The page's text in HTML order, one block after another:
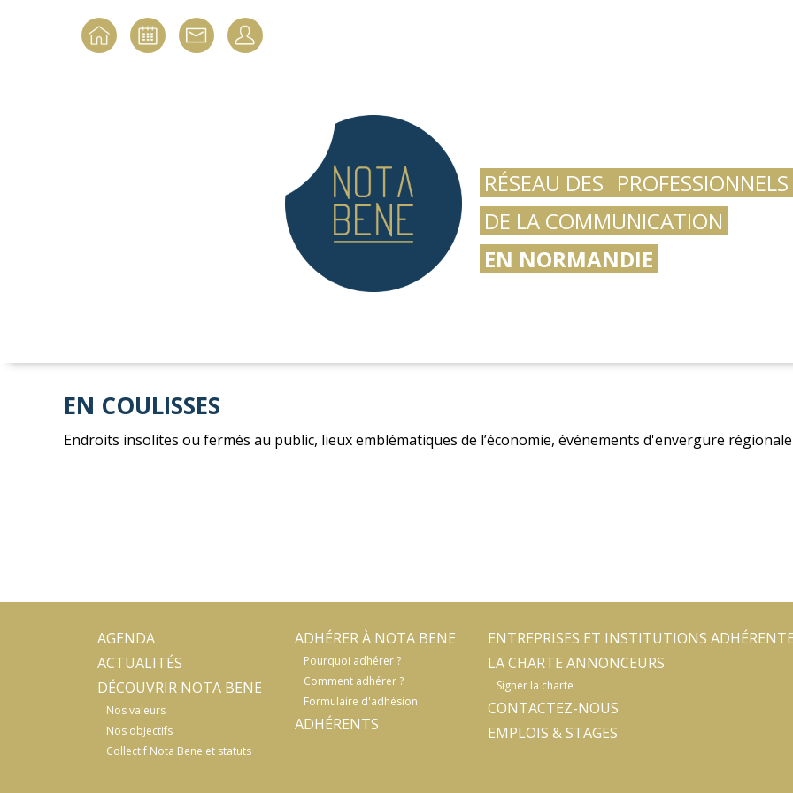
RÉSEAU DES PROFESSIONNELS
DE LA COMMUNICATION
EN NORMANDIE
EN COULISSES
Endroits insolites ou fermés au public, lieux emblématiques de l’économie, événements d'envergure
AGENDA
ACTUALITÉS
DÉCOUVRIR NOTA BENE
Nos valeurs
Nos objectifs
Collectif Nota Bene et statuts
ADHÉRER À NOTA BENE
Pourquoi adhérer ?
Comment adhérer ?
Formulaire d'adhésion
ADHÉRENTS
ENTREPRISES ET INSTITUTIONS
LA CHARTE ANNONCEURS
Signer la charte
CONTACTEZ-NOUS
EMPLOIS & STAGES